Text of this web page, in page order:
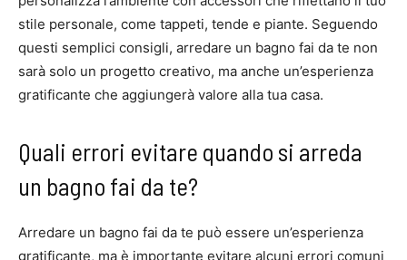
stile personale, come tappeti, tende e piante. Seguendo
questi semplici consigli, arredare un bagno fai da te non
sarà solo un progetto creativo, ma anche un’esperienza
gratificante che aggiungerà valore alla tua casa.
Quali errori evitare quando si arreda
un bagno fai da te?
Arredare un bagno fai da te può essere un’esperienza
gratificante, ma è importante evitare alcuni errori comuni